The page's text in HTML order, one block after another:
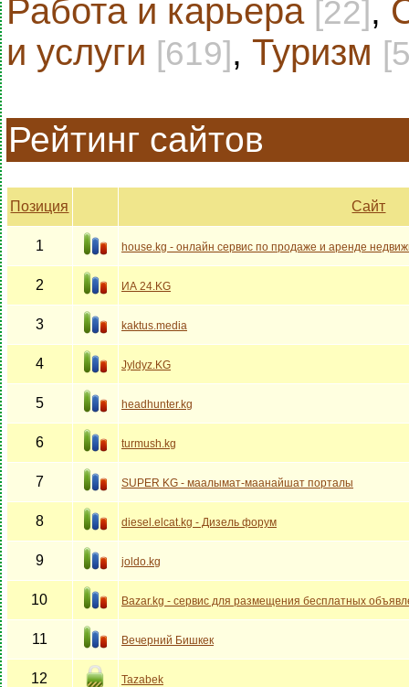
Работа и карьера [22],
и услуги [619], Туризм
Рейтинг сайтов
Позиция Сайт
1 house.kg - онлайн сервис по продаже и аренде
2 ИА 24.KG
3 kaktus.media
4 Jyldyz.KG
5 headhunter.kg
6 turmush.kg
7 SUPER KG - маалымат-маанайшат порталы
8 diesel.elcat.kg - Дизель форум
9 joldo.kg
10 Bazar.kg - сервис для размещения бесплатных
11 Вечерний Бишкек
12 Tazabek